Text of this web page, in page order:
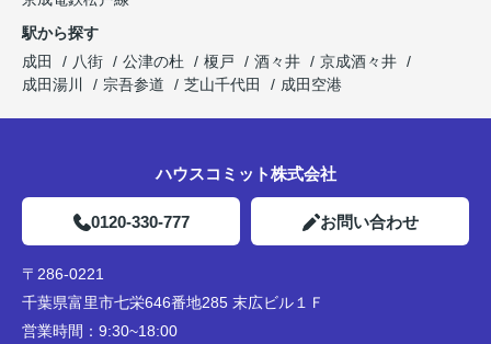
駅から探す
成田
八街 公津の杜 榎戸 酒々井
京成酒々井
成田湯川
宗吾参道 芝山千代田 成田空港
ハウスコミット株式会社
0120-330-777 お問い合わせ
〒286-0221
千葉県富里市七栄646番地285 末広ビル１Ｆ
営業時間： 9:30~18:00